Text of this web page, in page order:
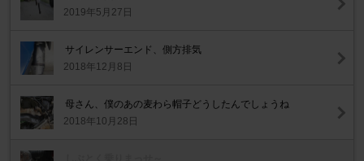
2019年5月27日
サイレンサーエンド、側方排気
2018年12月8日
母さん、僕のあの麦わら帽子どうしたんでしょうね
2018年10月28日